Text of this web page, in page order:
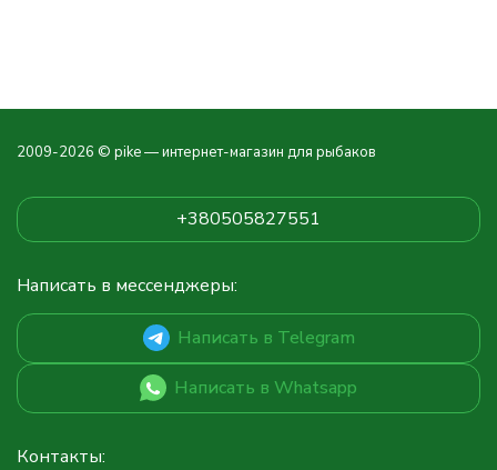
2009-2026 © pike — интернет-магазин для рыбаков
+380505827551
Написать в мессенджеры:
Написать в Telegram
Написать в Whatsapp
Контакты: